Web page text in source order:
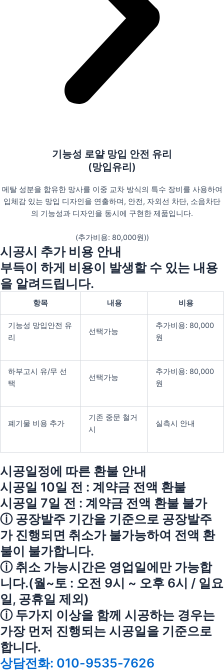
기능성 로얄 망입 안전 유리
(망입유리)
메탈 성분을 함유한 망사를 이중 교차 방식의 특수 장비를 사용하여
입체감 있는 망입 디자인을 연출하며, 안전, 자외선 차단, 소음차단
의 기능성과 디자인을 동시에 구현한 제품입니다.
(추가비용: 80,000원))
시공시 추가 비용 안내
부득이 하게 비용이 발생할 수 있는 내용
을 알려드립니다.
항목 내용 비용
기능성 망입안전 유
리
선택가능
추가비용: 80,000
원
하부고시 유/무 선
택
선택가능
추가비용: 80,000
원
폐기물 비용 추가
기존 중문 철거
시
실측시 안내
시공일정에 따른 환불 안내
시공일 10일 전 : 계약금 전액 환불
시공일 7일 전 : 계약금 전액 환불 불가
ⓘ 공장발주 기간을 기준으로 공장발주
가 진행되면 취소가 불가능하여 전액 환
불이 불가합니다.
ⓘ 취소 가능시간은 영업일에만 가능합
니다.(월~토 : 오전 9시 ~ 오후 6시 / 일요
일, 공휴일 제외)
ⓘ 두가지 이상을 함께 시공하는 경우는
가장 먼저 진행되는 시공일을 기준으로
합니다.
상담전화: 010-9535-7626